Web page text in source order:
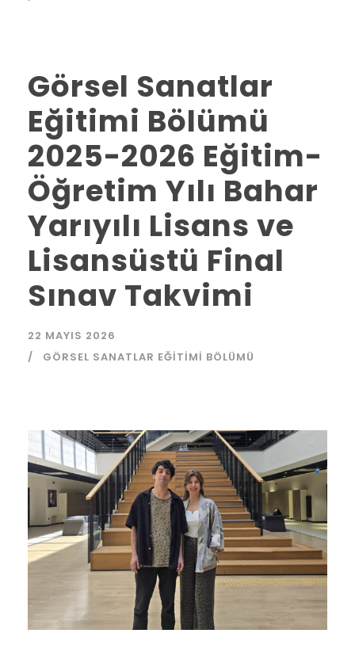
Görsel Sanatlar
Eğitimi Bölümü
2025-2026 Eğitim-
Öğretim Yılı Bahar
Yarıyılı Lisans ve
Lisansüstü Final
Sınav Takvimi
22 MAYIS 2026
GÖRSEL SANATLAR EĞITIMI BÖLÜMÜ